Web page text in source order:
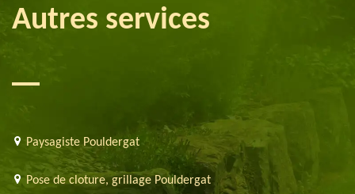
Autres services
Paysagiste Pouldergat
Pose de cloture, grillage Pouldergat